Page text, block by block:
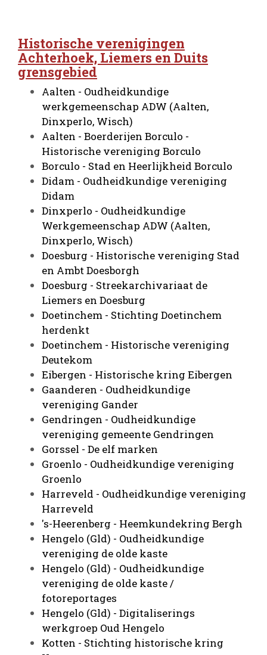
Historische verenigingen
Achterhoek, Liemers en Duits
grensgebied
Aalten - Oudheidkundige
werkgemeenschap ADW (Aalten,
Dinxperlo, Wisch)
Aalten - Boerderijen Borculo -
Historische vereniging Borculo
Borculo - Stad en Heerlijkheid Borculo
Didam - Oudheidkundige vereniging
Didam
Dinxperlo - Oudheidkundige
Werkgemeenschap ADW (Aalten,
Dinxperlo, Wisch)
Doesburg - Historische vereniging Stad
en Ambt Doesborgh
Doesburg - Streekarchivariaat de
Liemers en Doesburg
Doetinchem - Stichting Doetinchem
herdenkt
Doetinchem - Historische vereniging
Deutekom
Eibergen - Historische kring Eibergen
Gaanderen - Oudheidkundige
vereniging Gander
Gendringen - Oudheidkundige
vereniging gemeente Gendringen
Gorssel - De elf marken
Groenlo - Oudheidkundige vereniging
Groenlo
Harreveld - Oudheidkundige vereniging
Harreveld
's-Heerenberg - Heemkundekring Bergh
Hengelo (Gld) - Oudheidkundige
vereniging de olde kaste
Hengelo (Gld) - Oudheidkundige
vereniging de olde kaste /
fotoreportages
Hengelo (Gld) - Digitaliserings
werkgroep Oud Hengelo
Kotten - Stichting historische kring